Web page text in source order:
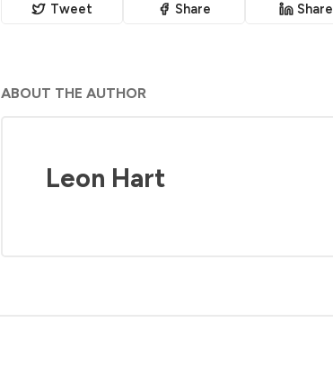
Tweet Share Share
ABOUT THE AUTHOR
Leon Hart